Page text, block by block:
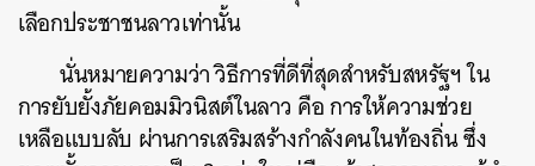
เลือกประชาชนลาวเท่านั้น
นั่นหมายความว่า วิธีการที่ดีที่สุดสำหรับสหรัฐฯ ใน
การยับยั้งภัยคอมมิวนิสต์ในลาว คือ การให้ความช่วย
เหลือแบบลับ ผ่านการเสริมสร้างกำลังคนในท้องถิ่น ซึ่ง